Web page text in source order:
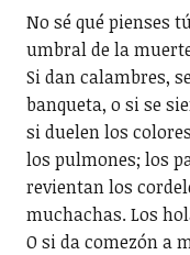
No sé qué pienses
umbral de la
Si dan calambres,
banqueta, o si se
si duelen los
los pulmones; los
revientan los
muchachas. Los
O si da comezón a